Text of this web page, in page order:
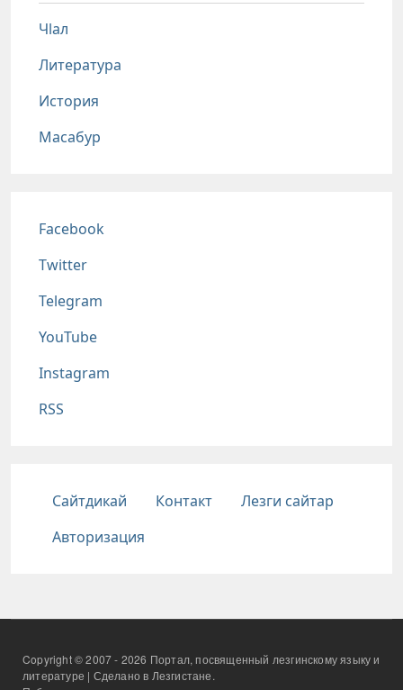
Чlал
Литература
История
Масабур
Соц сети
Facebook
Twitter
Telegram
YouTube
Instagram
RSS
Подвал
Сайтдикай Контакт
Лезги сайтар
Авторизация
Copyright © 2007 - 2026 Портал, посвященный лезгинскому языку и
литературе | Сделано в Лезгистане.